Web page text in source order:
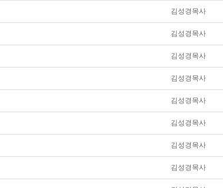
김성경목사
김성경목사
김성경목사
김성경목사
김성경목사
김성경목사
김성경목사
김성경목사